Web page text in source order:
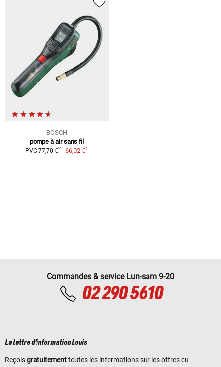
BOSCH
pompe à air sans fil
PVC 77,70 €2 66,02 €1
Commandes & service Lun-sam 9-20
02 290 5610
La lettre d'information Louis
Reçoisgratuitementtoutes les informations sur les offres du